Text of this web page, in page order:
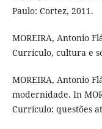
Paulo: Cortez, 2011.
MOREIRA, Antonio
Currículo, cultura e
MOREIRA, Antonio
modernidade. In
Currículo: questões